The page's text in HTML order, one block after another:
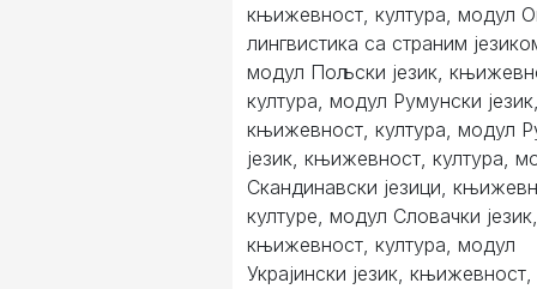
књижевност, култура, модул
лингвистика са страним
модул Пољски језик,
култура, модул Румунски
књижевност, култура, модул
језик, књижевност, култура,
Скандинавски језици,
културе, модул Словачки језик,
књижевност, култура, модул
Украјински језик, књижевност,